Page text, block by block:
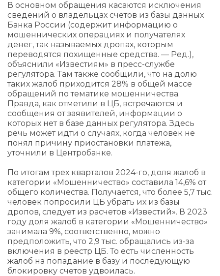
В основном обращения касаются исключения
сведений о владельцах счетов из базы данных
Банка России (содержит информацию о
мошеннических операциях и получателях
денег, так называемых дропах, которым
переводятся похищенные средства. — Ред.),
объяснили «Известиям» в пресс-службе
регулятора. Там также сообщили, что на долю
таких жалоб приходится 28% в общей массе
обращений по тематике мошенничества.
Правда, как отметили в ЦБ, встречаются и
сообщения от заявителей, информации о
которых нет в базе данных регулятора. Здесь
речь может идти о случаях, когда человек не
понял причину приостановки платежа,
уточнили в Центробанке.
По итогам трех кварталов 2024-го, доля жалоб в
категории «Мошенничество» составила 14,6% от
общего количества. Получается, что более 5,7 тыс.
человек попросили ЦБ убрать их из базы
дропов, следует из расчетов «Известий». В 2023
году доля жалоб в категории «Мошенничество»
занимала 9%, соответственно, можно
предположить, что 2,9 тыс. обращались из-за
включения в реестр ЦБ. То есть численность
жалоб на попадание в базу и последующую
блокировку счетов удвоилась.